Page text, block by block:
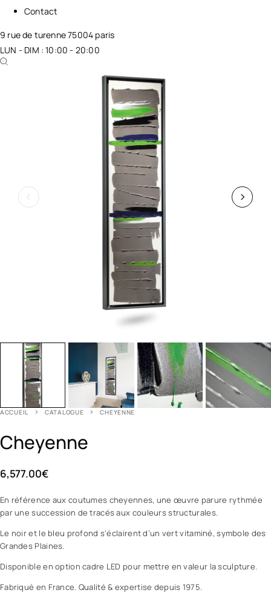
Contact
9 rue de turenne 75004 paris
LUN - DIM : 10:00 - 20:00
ACCUEIL CATALOGUE CHEYENNE
Cheyenne
6,577.00€
En référence aux coutumes cheyennes, une œuvre parure rythmée
par une succession de tracés aux couleurs structurales.
Le noir et le bleu profond s’éclairent d’un vert vitaminé, symbole des
Grandes Plaines.
Disponible en option cadre LED pour mettre en valeur la sculpture.
Fabriqué en France. Qualité & expertise depuis 1975.